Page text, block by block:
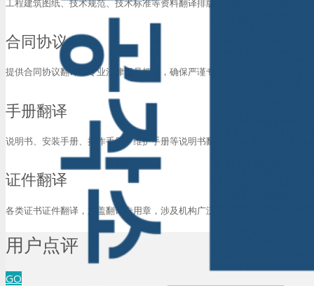
合同协议
提供合同协议翻译，专业法律译员把关，确保严谨专业。
手册翻译
说明书、安装手册、操作手册、维护手册等说明书翻译。
证件翻译
各类证书证件翻译，加盖翻译专用章，涉及机构广泛认可。
用户点评
GO